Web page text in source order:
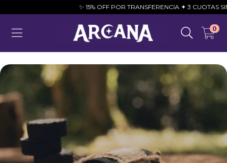
✨ 15% OFF POR TRANSFERENCIA ✦ 3 CUOTAS SIN
0